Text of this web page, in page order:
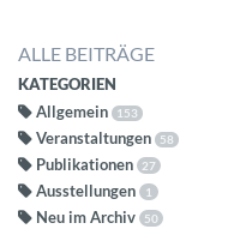
ALLE BEITRÄGE
KATEGORIEN
Allgemein 153
Veranstaltungen 58
Publikationen 27
Ausstellungen 1
Neu im Archiv 50